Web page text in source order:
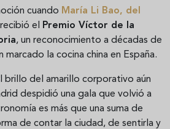
cuando María Li Bao, del
el
Premio Víctor de la
, un reconocimiento a décadas de
marcado la cocina china en España.
brillo del amarillo corporativo aún
despidió una gala que volvió a
es más que una suma de
de contar la ciudad, de sentirla y